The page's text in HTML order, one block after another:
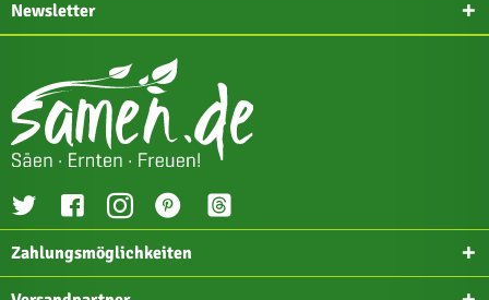
Newsletter
Zahlungsmöglichkeiten